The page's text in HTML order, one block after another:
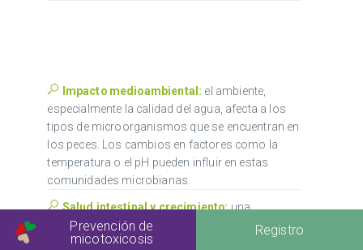
Impacto medioambiental: el ambiente,
especialmente la calidad del agua, afecta a los
tipos de microorganismos que se encuentran en
los peces. Los cambios en factores como la
temperatura o el pH pueden influir en estas
comunidades microbianas.
Salud intestinal y crecimiento:una
microbiota intestinal sana puede contribuir a un
mejor crecimiento al mejorar la digestión y
Prevención de
micotoxicosis
Registro